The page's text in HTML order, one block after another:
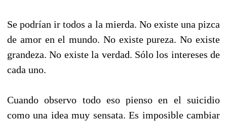
Se podrían ir todos a la mierda. No existe una pizca
de amor en el mundo. No existe pureza. No existe
grandeza. No existe la verdad. Sólo los intereses de
cada uno.
Cuando observo todo eso pienso en el suicidio
como una idea muy sensata. Es imposible cambiar